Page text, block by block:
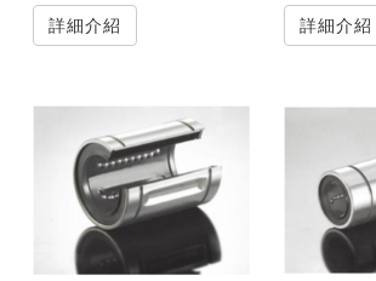
詳細介紹 詳細介紹